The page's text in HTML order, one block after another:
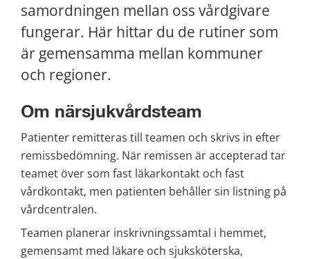
samordningen mellan oss vårdgivare
fungerar. Här hittar du de rutiner som
är gemensamma mellan kommuner
och regioner.
Om närsjukvårdsteam
Patienter remitteras till teamen och skrivs in efter
remissbedömning. När remissen är accepterad tar
teamet över som fast läkarkontakt och fast
vårdkontakt, men patienten behåller sin listning på
vårdcentralen.
Teamen planerar inskrivningssamtal i hemmet,
gemensamt med läkare och sjuksköterska,